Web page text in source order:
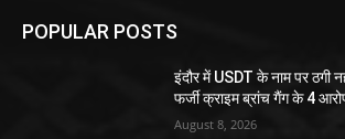
POPULAR POSTS
इंदौर में USDT के नाम पर ठगी
फर्जी क्राइम ब्रांच गैंग के 4
August 8, 2026